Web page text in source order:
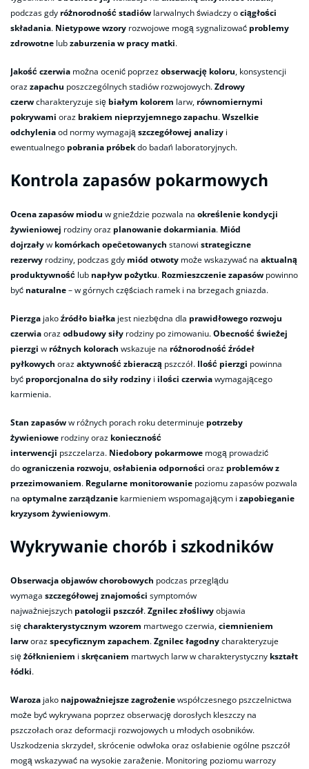
podczas gdy różnorodność stadiów larwalnych świadczy ociągłości
składania. Nietypowe wzory rozwojowe mogą sygnalizować problemy
zdrowotne lubzaburzenia w pracy matki.
Jakość czerwia można ocenić poprzezobserwację koloru, konsystencji
orazzapachu poszczególnych stadiów rozwojowych.Zdrowy
czerwcharakteryzuje się białym kolorem larw, równomiernymi
pokrywami oraz brakiem nieprzyjemnego zapachu.Wszelkie
odchyleniaod normy wymagająszczegółowej analizy i
ewentualnego pobrania próbekdo badań laboratoryjnych.
Kontrola zapasów pokarmowych
Ocena zapasów miodu w gnieździe pozwala na określenie kondycji
żywieniowej rodziny oraz planowanie dokarmiania. Miód
dojrzaływ komórkach opečetowanych stanowi strategiczne
rezerwy rodziny, podczas gdy miód otwoty może wskazywać na aktualną
produktywność lub napływ pożytku. Rozmieszczenie zapasów powinno
być naturalne– w górnych częściach ramek i na brzegach gniazda.
Pierzga jakoźródło białka jest niezbędna dla prawidłowego rozwoju
czerwiaorazodbudowy siły rodziny po zimowaniu.Obecność świeżej
pierzgi w różnych kolorach wskazuje na różnorodność źródeł
pyłkowych orazaktywność zbieraczą pszczół. Ilość pierzgi powinna
być proporcjonalna do siły rodziny i ilości czerwiawymagającego
karmienia.
Stan zapasóww różnych porach roku determinuje potrzeby
żywieniowe rodziny oraz konieczność
interwencji pszczelarza. Niedobory pokarmowe mogą prowadzić
doograniczenia rozwoju,osłabienia odporności oraz problemów z
przezimowaniem. Regularne monitorowanie poziomu zapasów pozwala
na optymalne zarządzanie karmieniem wspomagającym i zapobieganie
kryzysom żywieniowym.
Wykrywanie chorób i szkodników
Obserwacja objawów chorobowych podczas przeglądu
wymaga szczegółowej znajomości symptomów
najważniejszych patologii pszczół.Zgnilec złośliwyobjawia
sięcharakterystycznym wzorem martwego czerwia,ciemnieniem
larworazspecyficznym zapachem.Zgnilec łagodnycharakteryzuje
siężółknieniem i skręcaniem martwych larw w charakterystyczny kształt
łódki.
Waroza jako najpoważniejsze zagrożeniewspółczesnego pszczelnictwa
może być wykrywana poprzez obserwację dorosłych kleszczy na
pszczołach oraz deformacji rozwojowych u młodych osobników.
Uszkodzenia skrzydeł, skrócenie odwłoka oraz osłabienie ogólne pszczół
mogą wskazywać na wysokie zarażenie. Monitoring poziomu warrozy